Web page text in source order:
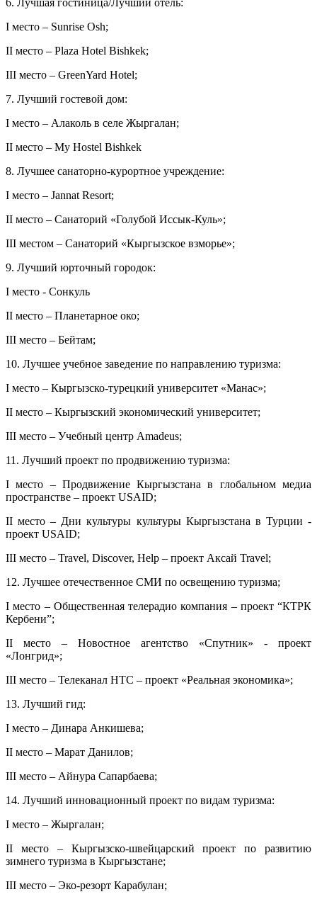
I место – Sunrise Osh;
II место – Plaza Hotel Bishkek;
III место – GreenYard Hotel;
7. Лучший гостевой дом:
I место – Алаколь в селе Жыргалан;
II место – Мy Hostel Bishkek
8. Лучшее санаторно-курортное учреждение:
I место – Jannat Resort;
II место – Санаторий «Голубой Иссык-Куль»;
III местом – Санаторий «Кыргызское взморье»;
9. Лучший юрточный городок:
I место - Сонкуль
II место – Планетарное око;
III место – Бейтам;
10. Лучшее учебное заведение по направлению туризма:
I место – Кыргызско-турецкий университет «Манас»;
II место – Кыргызский экономический университет;
III место – Учебный центр Amadeus;
11. Лучший проект по продвижению туризма:
I место – Продвижение Кыргызстана в глобальном медиа
пространстве – проект USAID;
II место – Дни культуры культуры Кыргызстана в Турции -
проект USAID;
III место – Travel, Discover, Help – проект Аксай Travel;
12. Лучшее отечественное СМИ по освещению туризма;
I место – Общественная телерадио компания – проект “КТРК
Кербени”;
II место – Новостное агентство «Спутник» - проект
«Лонгрид»;
III место – Телеканал НТС – проект «Реальная экономика»;
13. Лучший гид:
I место – Динара Анкишева;
II место – Марат Данилов;
III место – Айнура Сапарбаева;
14. Лучший инновационный проект по видам туризма:
I место – Жыргалан;
II место – Кыргызско-швейцарский проект по развитию
зимнего туризма в Кыргызстане;
III место – Эко-резорт Карабулан;